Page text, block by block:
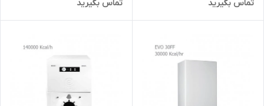
تماس بگیرید
تماس بگیرید